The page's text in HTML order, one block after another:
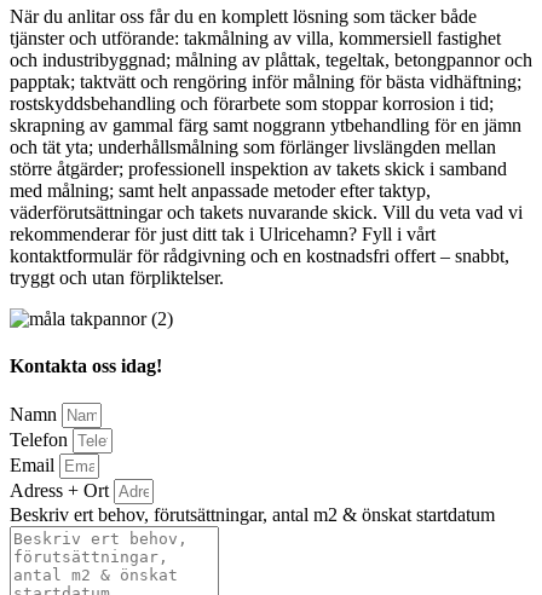
När du anlitar oss får du en komplett lösning som täcker både
tjänster och utförande: takmålning av villa, kommersiell fastighet
och industribyggnad; målning av plåttak, tegeltak, betongpannor och
papptak; taktvätt och rengöring inför målning för bästa vidhäftning;
rostskyddsbehandling och förarbete som stoppar korrosion i tid;
skrapning av gammal färg samt noggrann ytbehandling för en jämn
och tät yta; underhållsmålning som förlänger livslängden mellan
större åtgärder; professionell inspektion av takets skick i samband
med målning; samt helt anpassade metoder efter taktyp,
väderförutsättningar och takets nuvarande skick. Vill du veta vad vi
rekommenderar för just ditt tak i Ulricehamn? Fyll i vårt
kontaktformulär för rådgivning och en kostnadsfri offert – snabbt,
tryggt och utan förpliktelser.
Kontakta oss idag!
Namn
Telefon
Email
Adress + Ort
Beskriv ert behov, förutsättningar, antal m2 & önskat startdatum